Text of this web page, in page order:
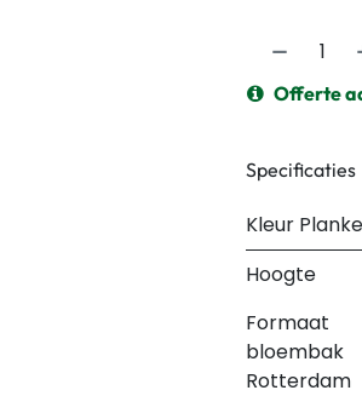
Offerte
Specificaties
Kleur
Hoogte
Formaat
bloembak
Rotterdam